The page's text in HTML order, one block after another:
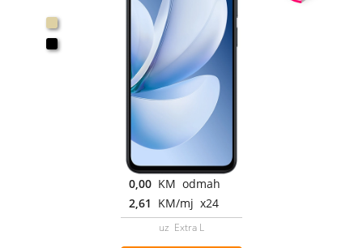
0,00 KM odmah
2,61 KM/mj x24
uz Extra L